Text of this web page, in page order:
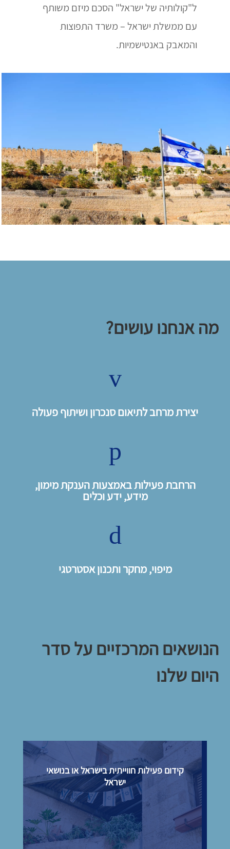
ל"קולותיה של ישראל" הסכם מיזם משותף
עם ממשלת ישראל –משרד התפוצות
והמאבק באנטישמיות.
מה אנחנו עושים?
v
יצירת מרחב לתיאום סנכרון ושיתוף פעולה
p
הרחבת פעילות באמצעות הענקת מימון,
מידע, ידע וכלים
d
מיפוי, מחקר ותכנון אסטרטגי
הנושאים המרכזיים על סדר
היום שלנו
קידום פעילות חווייתית בישראל או בנושאי
ישראל